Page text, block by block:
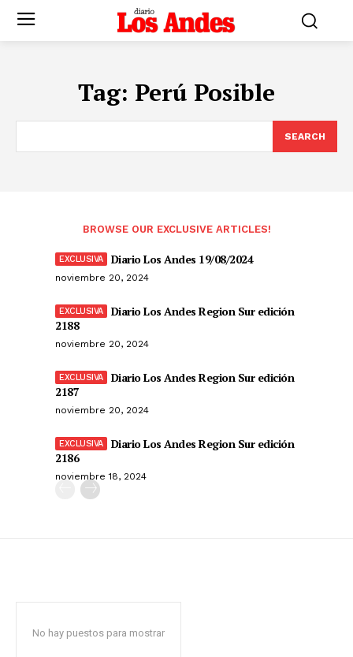
Tag: Perú Posible
SEARCH
BROWSE OUR EXCLUSIVE ARTICLES!
Diario Los Andes 19/08/2024
noviembre 20, 2024
Diario Los Andes Region Sur edición
2188
noviembre 20, 2024
Diario Los Andes Region Sur edición
2187
noviembre 20, 2024
Diario Los Andes Region Sur edición
2186
noviembre 18, 2024
No hay puestos para mostrar